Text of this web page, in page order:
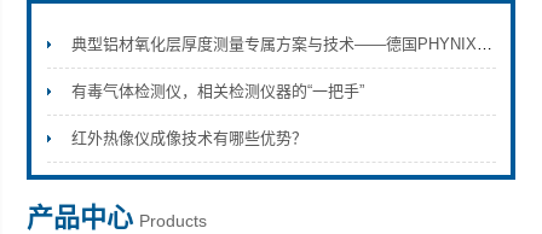
深圳市深博瑞仪器仪表有限公司
典型铝材氧化层厚度测量专属方案与技术——德国PHYNIX菲尼克斯涂层测厚仪
有毒气体检测仪，相关检测仪器的“一把手”
红外热像仪成像技术有哪些优势？
产品中心 Products